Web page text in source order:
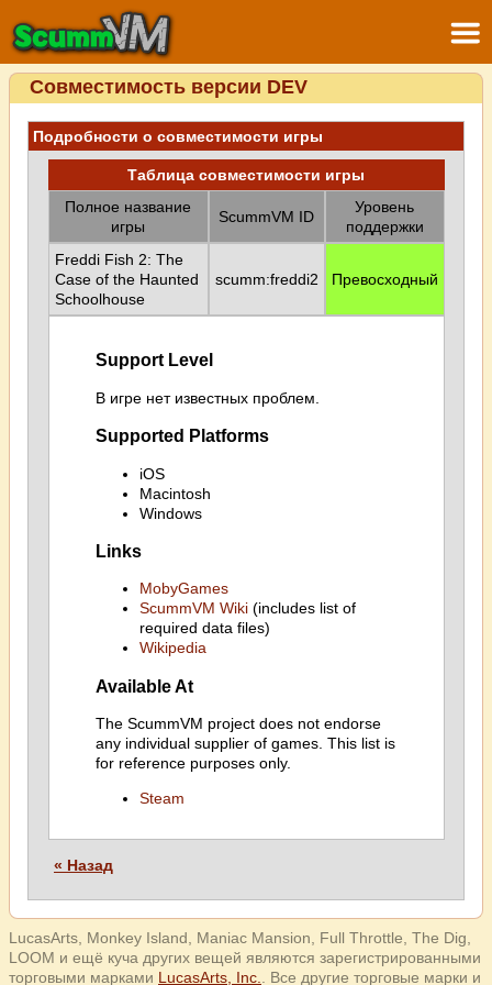
Совместимость версии DEV
Подробности о совместимости игры
Таблица совместимости игры
Полное название
игры
ScummVM ID
Уровень
поддержки
Freddi Fish 2: The
Case of the Haunted
Schoolhouse
scumm:freddi2 Превосходный
Support Level
В игре нет известных проблем.
Supported Platforms
iOS
Macintosh
Windows
Links
MobyGames
ScummVM Wiki(includes list of
required data files)
Wikipedia
Available At
The ScummVM project does not endorse
any individual supplier of games. This list is
for reference purposes only.
Steam
« Назад
LucasArts, Monkey Island, Maniac Mansion, Full Throttle, The Dig,
LOOM и ещё куча других вещей являются зарегистрированными
торговыми марками LucasArts, Inc. . Все другие торговые марки и